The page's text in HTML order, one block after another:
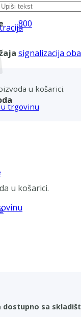
u košarici.
trgovinu
u košarici.
800
signalizacija
dostupno sa